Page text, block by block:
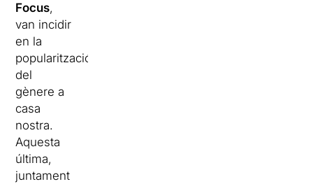
Focus,
van incidir
en la
popularització
del
gènere a
casa
nostra.
Aquesta
última,
juntament